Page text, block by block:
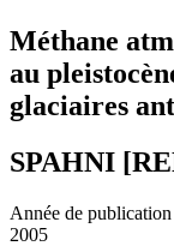
Méthane
au
glaciaires
SPAHNI
Année de publication
2005